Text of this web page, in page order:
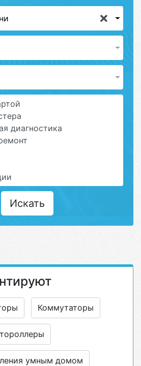
диагностика
Искать
Коммутаторы
умным домом